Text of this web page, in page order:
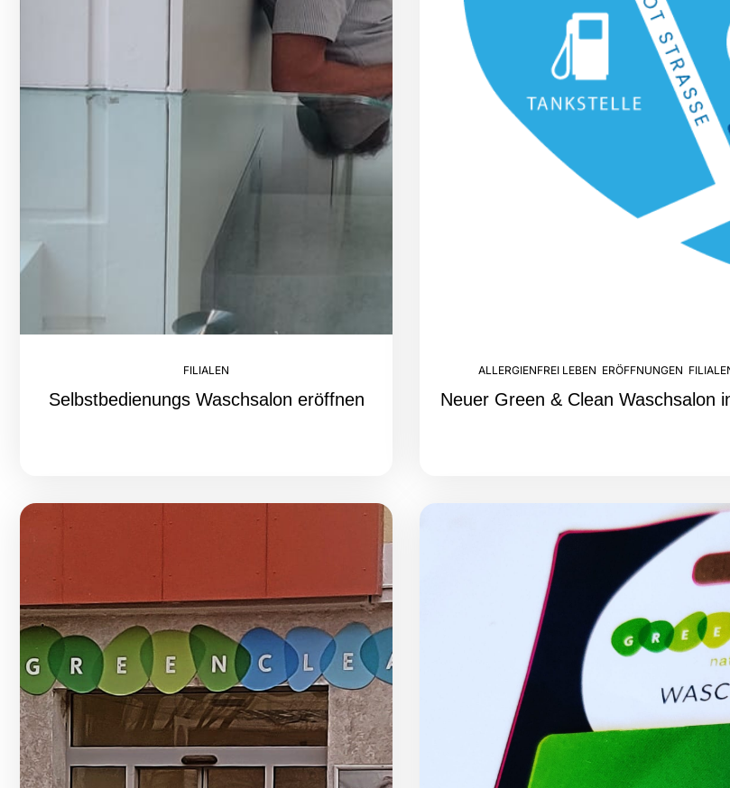
FILIALEN
Selbstbedienungs Waschsalon eröffnen
ALLERGIENFREI LEBEN ERÖFFNUNGEN
Neuer Green & Clean Waschsalon